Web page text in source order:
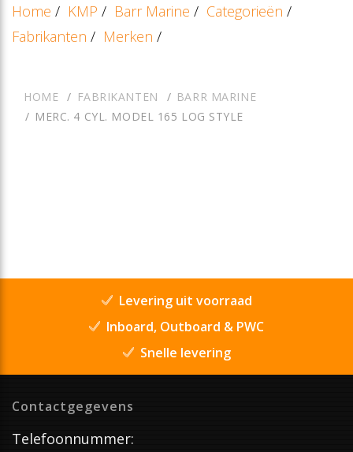
Home / KMP / Barr Marine / Categorieën /
Fabrikanten / Merken /
HOME FABRIKANTEN
BARR MARINE
MERC. 4 CYL. MODEL 165 LOG STYLE
Levering uit voorraad
Inboard, Outboard & PWC
Snelle levering
Contactgegevens
Telefoonnummer: